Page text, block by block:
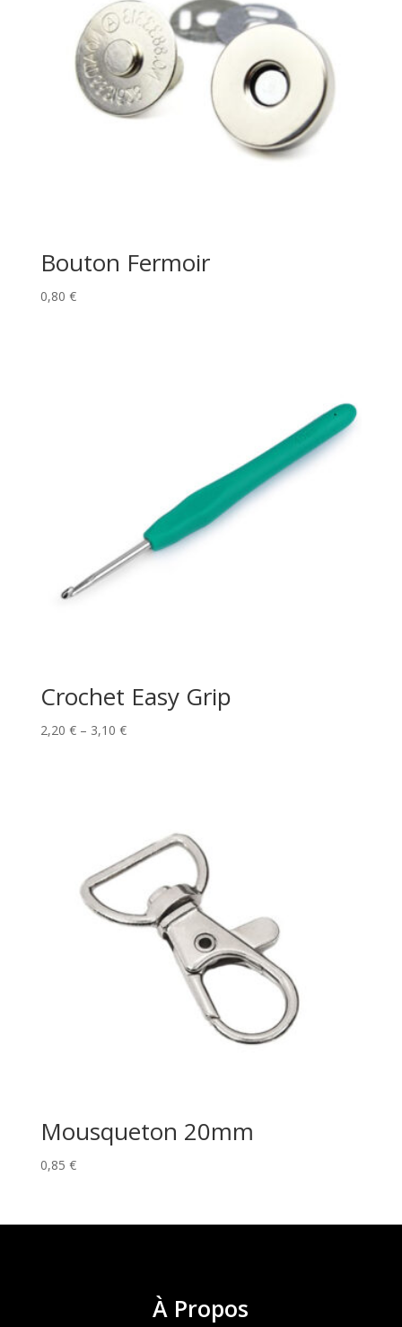
Bouton Fermoir
0,80 €
Crochet Easy Grip
2,20 € – 3,10 €Price
Mousqueton 20mm
0,85 €
À Propos